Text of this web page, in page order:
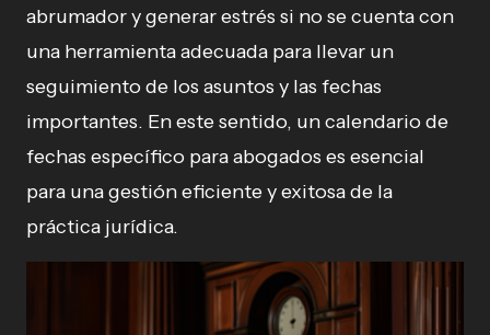
abrumador y generar estrés si no se cuenta con
una herramienta adecuada para llevar un
seguimiento de los asuntos y las fechas
importantes. En este sentido, un calendario de
fechas específico para abogados es esencial
para una gestión eficiente y exitosa de la
práctica jurídica.